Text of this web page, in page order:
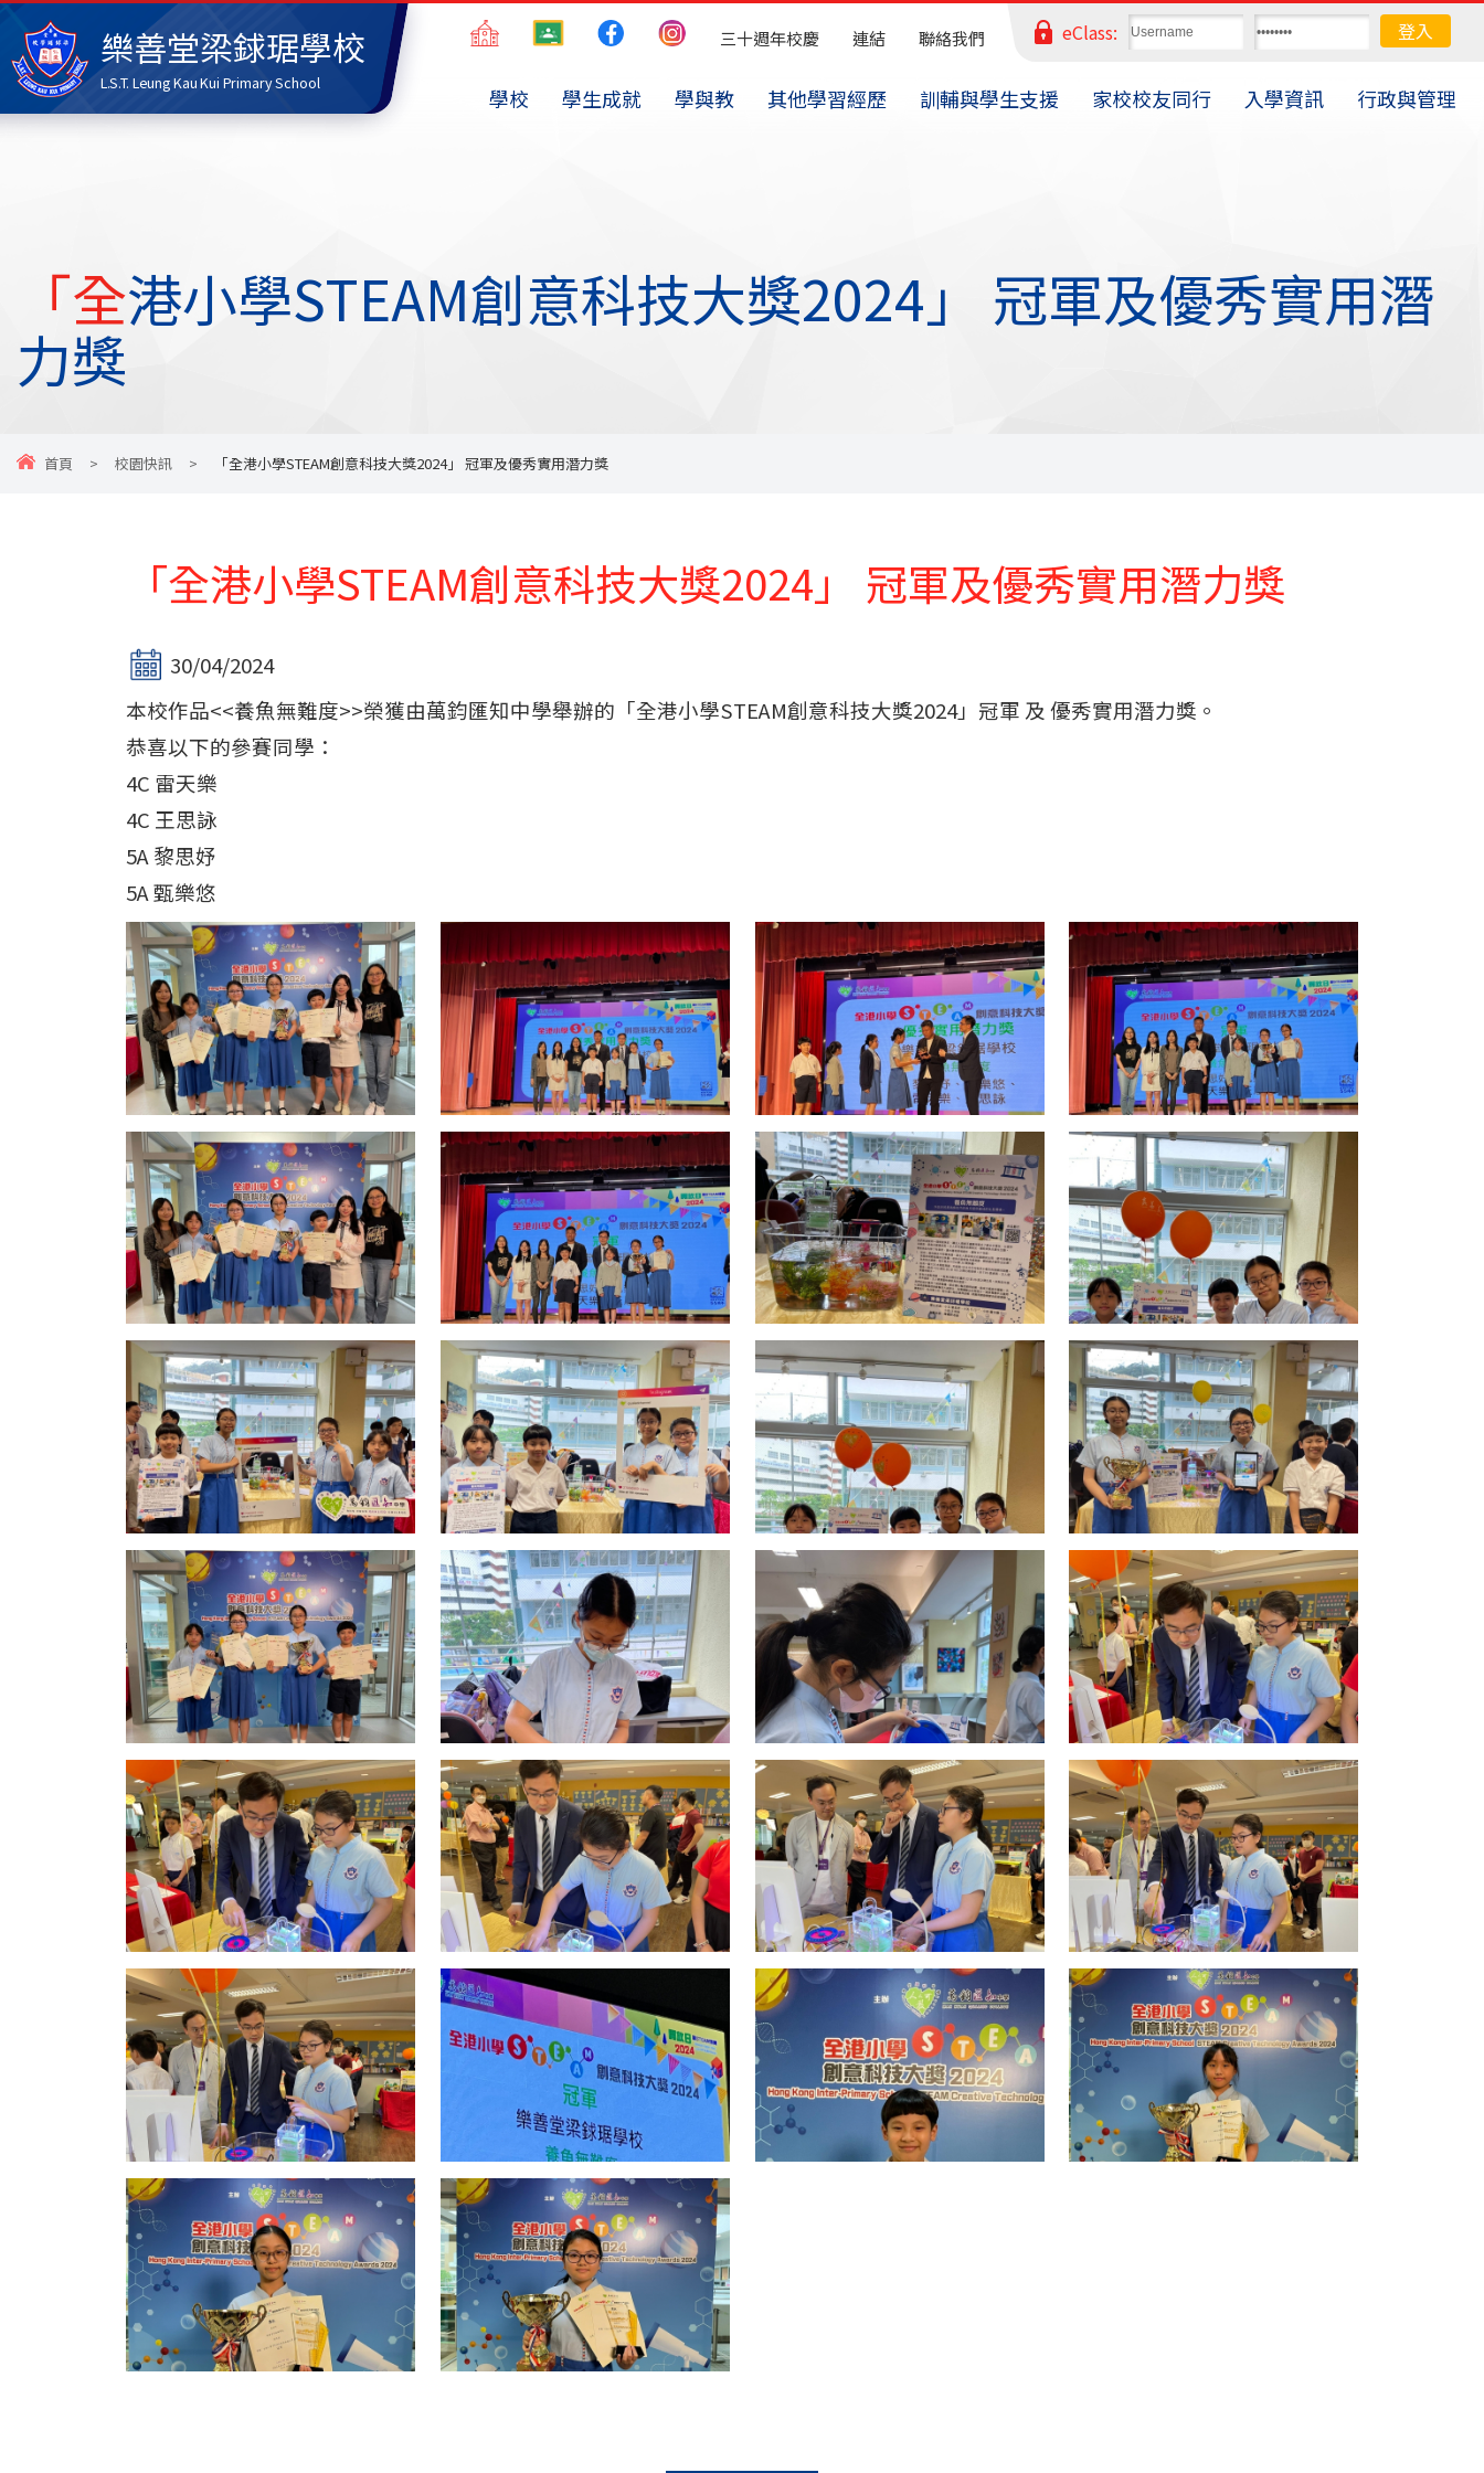
樂善堂梁銶琚學校
L.S.T. Leung Kau Kui Primary School
eClass:
三十週年校慶 連結 聯絡我們
學校 學生成就 學與教 其他學習經歷 訓輔與學生支援 家校校友同行 入學資訊 行政與管理
「全港小學STEAM創意科技大獎2024」 冠軍及優秀實用潛
力獎
首頁 > 校園快訊 > 「全港小學STEAM創意科技大獎2024」 冠軍及優秀實用潛力獎
「全港小學STEAM創意科技大獎2024」 冠軍及優秀實用潛力獎
30/04/2024
本校作品<<養魚無難度>>榮獲由萬鈞匯知中學舉辦的「全港小學STEAM創意科技大獎2024」冠軍 及 優秀實用潛力獎。
恭喜以下的參賽同學：
4C 雷天樂
4C 王思詠
5A 黎思妤
5A 甄樂悠